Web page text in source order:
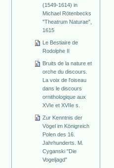
(1549-1614) in
Michael Rötenbecks
"Theatrum Naturae",
1615
Le Bestiaire de
Rodolphe II
Bruits de la nature et
orche du discours.
La voix de l'oiseau
dans le discours
ornithologique aux
XVIe et XVIIe s.
Zur Kenntnis der
Vögel im Königreich
Polen des 16.
Jahrhunderts. M.
Cyganski "Die
Vogeljagd"